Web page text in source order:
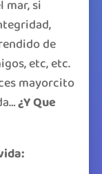
mar, si
de
etc, etc.
mayorcito
¿Y Que